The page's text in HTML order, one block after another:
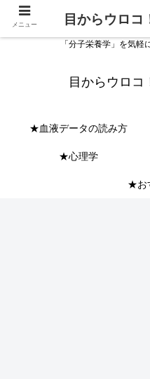
「分子栄養学」を気軽
目からウロコ
★血液データの読み方
★心理学
★お
メニュー 目からウロコ